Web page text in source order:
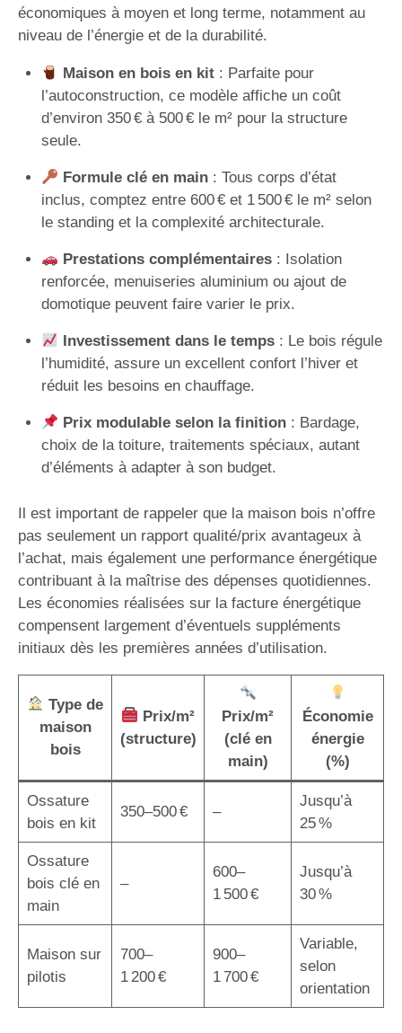
économiques à moyen et long terme, notamment au
niveau de l’énergie et de la durabilité.
Maison en bois en kit: Parfaite pour
l’autoconstruction, ce modèle affiche un coût
d’environ 350 € à 500 € le m² pour la structure
seule.
Formule clé en main: Tous corps d’état
inclus, comptez entre 600 € et 1 500 € le m² selon
le standing et la complexité architecturale.
Prestations complémentaires: Isolation
renforcée, menuiseries aluminium ou ajout de
domotique peuvent faire varier le prix.
Investissement dans le temps: Le bois régule
l’humidité, assure un excellent confort l’hiver et
réduit les besoins en chauffage.
Prix modulable selon la finition: Bardage,
choix de la toiture, traitements spéciaux, autant
d’éléments à adapter à son budget.
Il est important de rappeler que la maison bois n’offre
pas seulement un rapport qualité/prix avantageux à
l’achat, mais également une performance énergétique
contribuant à la maîtrise des dépenses quotidiennes.
Les économies réalisées sur la facture énergétique
compensent largement d’éventuels suppléments
initiaux dès les premières années d’utilisation.
Type de
maison
bois
Prix/m²
(structure)
Prix/m²
(clé en
main)
Économie
énergie
(%)
Ossature
bois en kit
350–500 € –
Jusqu’à
25 %
Ossature
bois clé en
main
–
600–
1 500 €
Jusqu’à
30 %
Maison sur
pilotis
700–
1 200 €
900–
1 700 €
Variable,
selon
orientation